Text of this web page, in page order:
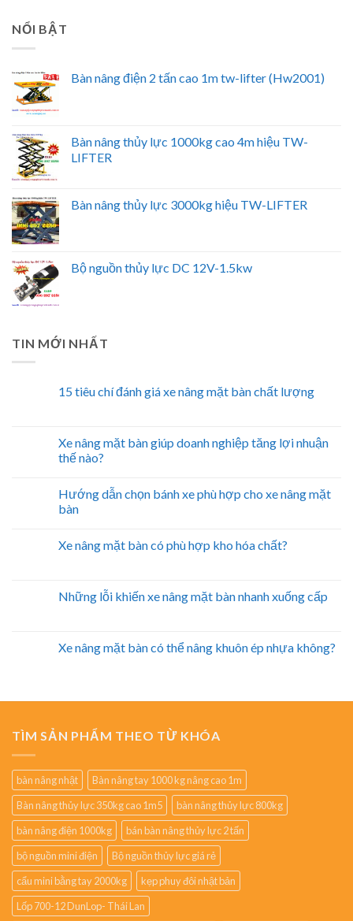
NỔI BẬT
Bàn nâng điện 2 tấn cao 1m tw-lifter (Hw2001)
Bàn nâng thủy lực 1000kg cao 4m hiệu TW-
LIFTER
Bàn nâng thủy lực 3000kg hiệu TW-LIFTER
Bộ nguồn thủy lực DC 12V-1.5kw
TIN MỚI NHẤT
15 tiêu chí đánh giá xe nâng mặt bàn chất lượng
Xe nâng mặt bàn giúp doanh nghiệp tăng lợi nhuận
thế nào?
Hướng dẫn chọn bánh xe phù hợp cho xe nâng mặt
bàn
Xe nâng mặt bàn có phù hợp kho hóa chất?
Những lỗi khiến xe nâng mặt bàn nhanh xuống cấp
Xe nâng mặt bàn có thể nâng khuôn ép nhựa không?
TÌM SẢN PHẨM THEO TỪ KHÓA
bàn nâng nhật
Bàn nâng tay 1000 kg nâng cao 1m
Bàn nâng thủy lực 350kg cao 1m5
bàn nâng thủy lực 800kg
bàn nâng điện 1000kg
bán bàn nâng thủy lực 2 tấn
bộ nguồn mini điện
Bộ nguồn thủy lực giá rẻ
cẩu mini bằng tay 2000kg
kẹp phuy đôi nhật bản
Lốp 700-12 DunLop- Thái Lan